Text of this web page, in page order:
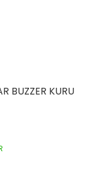
BUZZER KURU